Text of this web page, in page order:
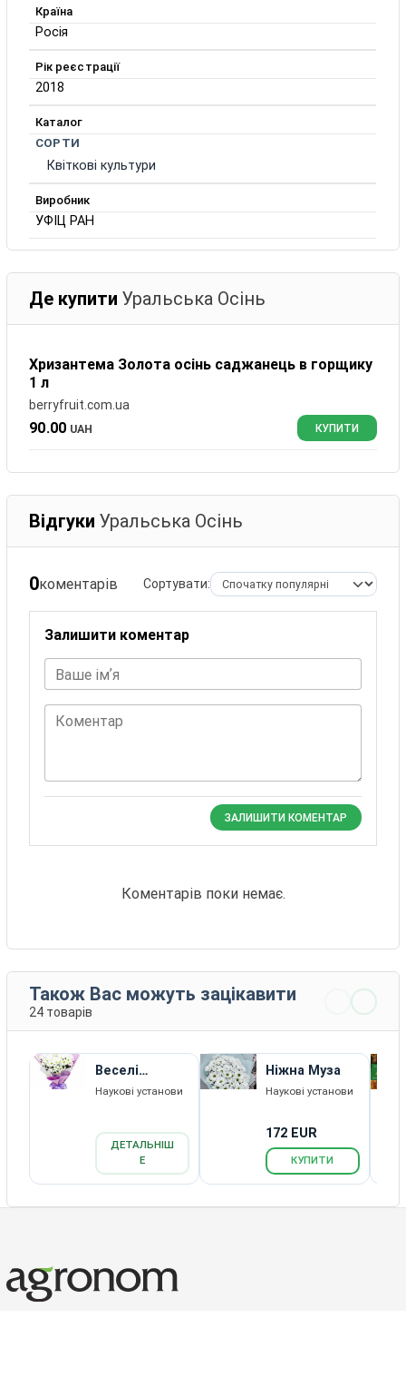
Країна
Росія
Рік реєстрації
2018
Каталог
СОРТИ
Квіткові культури
Виробник
УФІЦ РАН
Де купити Уральська Осінь
Хризантема Золота осінь саджанець в горщику
1 л
berryfruit.com.ua
90.00 UAH КУПИТИ
Відгуки Уральська Осінь
0коментарів Сортувати:
Залишити коментар
Ваше імʼя
Коментар
ЗАЛИШИТИ КОМЕНТАР
Коментарів поки немає.
Також Вас можуть зацікавити
24 товарів
Веселі
Долини
Наукові установи
ДЕТАЛЬНІШ
Е
Ніжна Муза
Наукові установи
172 EUR
КУПИТИ